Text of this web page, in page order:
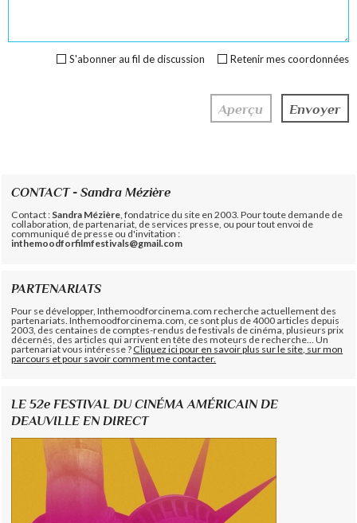
Retenir mes coordonnées
S'abonner au fil de discussion
CONTACT - Sandra Mézière
Contact : Sandra Mézière , fondatrice du site en 2003. Pour toute demande de
collaboration, de partenariat, de services presse, ou pour tout envoi de
communiqué de presse ou d'invitation :
inthemoodforfilmfestivals@gmail.com
PARTENARIATS
Pour se développer, Inthemoodforcinema.com recherche actuellement des
partenariats. Inthemoodforcinema.com, ce sont plus de 4000 articles depuis
2003, des centaines de comptes-rendus de festivals de cinéma, plusieurs prix
décernés, des articles qui arrivent en tête des moteurs de recherche... Un
partenariat vous intéresse ?Cliquez ici pour en savoir plus sur le site, sur mon
parcours et pour savoir comment me contacter.
LE 52e FESTIVAL DU CINÉMA AMÉRICAIN DE
DEAUVILLE EN DIRECT